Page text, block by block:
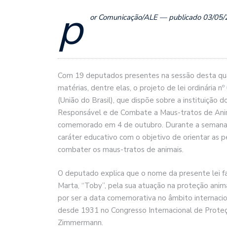
p or Comunicação/ALE — publicado 03/
Com 19 deputados presentes na sessão desta
matérias, dentre elas, o projeto de lei ordinária
(União do Brasil), que dispõe sobre a instituição
Responsável e de Combate a Maus-tratos de
comemorado em 4 de outubro. Durante a
caráter educativo com o objetivo de orientar as
combater os maus-tratos de animais.
O deputado explica que o nome da presente lei
Marta, “Toby”, pela sua atuação na proteção
por ser a data comemorativa no âmbito
desde 1931 no Congresso Internacional de
Zimmermann.